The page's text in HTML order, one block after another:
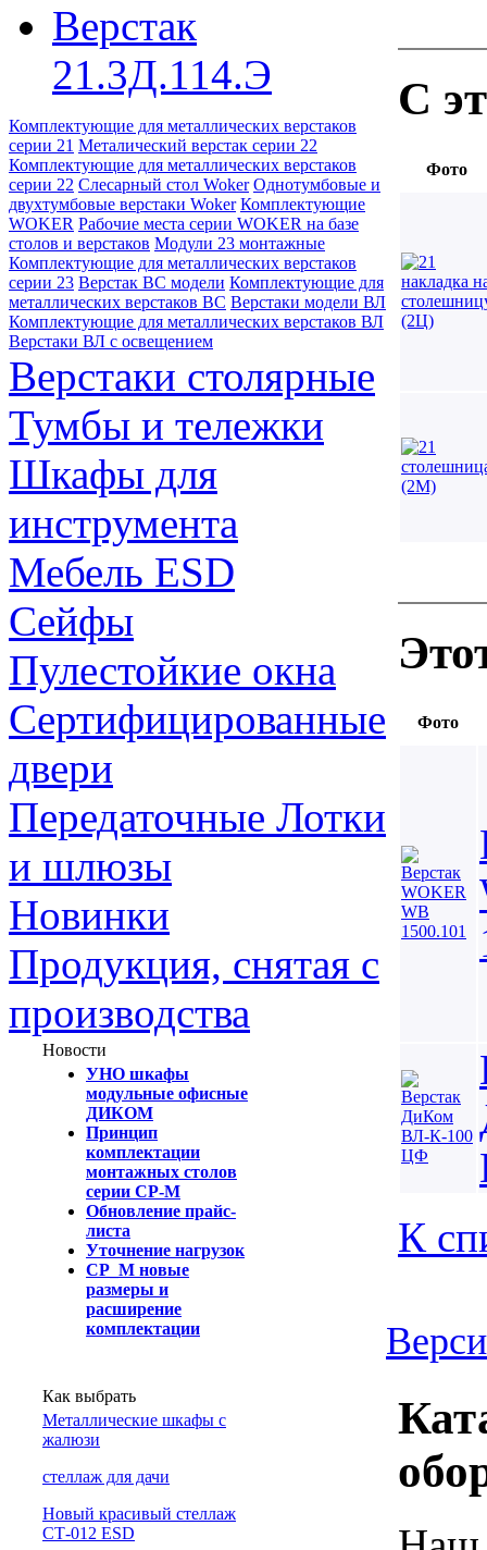
Верстак
21.3Д.114.Э
Комплектующие для металлических верстаков
серии 21 Металический верстак серии 22
Комплектующие для металлических верстаков
серии 22 Слесарный стол Woker Однотумбовые и
двухтумбовые верстаки Woker Комплектующие
WOKER Рабочие места серии WOKER на базе
столов и верстаков Модули 23 монтажные
Комплектующие для металлических верстаков
серии 23 Верстак ВС модели Комплектующие для
металлических верстаков ВС Верстаки модели ВЛ
Комплектующие для металлических верстаков ВЛ
Верстаки ВЛ с освещением
Верстаки столярные
Тумбы и тележки
Шкафы для
инструмента
Мебель ESD
Сейфы
Пулестойкие окна
Сертифицированные
двери
Передаточные Лотки
и шлюзы
Новинки
Продукция, снятая с
производства
Новости
УНО шкафы
модульные офисные
ДИКОМ
Принцип
комплектации
монтажных столов
серии СР-М
Обновление прайс-
листа
Уточнение нагрузок
СР_М новые
размеры и
расширение
комплектации
Как выбрать
Металлические шкафы с
жалюзи
cтеллаж для дачи
Новый красивый стеллаж
СТ-012 ESD
С
Фото
Фото
К